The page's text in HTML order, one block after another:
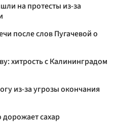
на протесты из-за
после слов Пугачевой о
хитрость с Калининградом
из-за угрозы окончания
дорожает сахар